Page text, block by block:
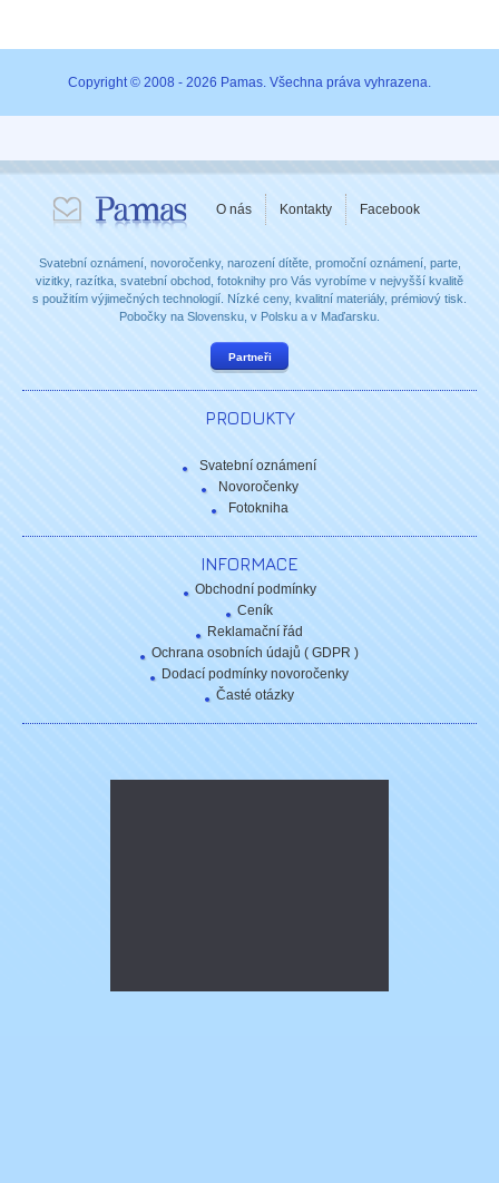
Copyright © 2008 - 2026 Pamas. Všechna práva vyhrazena.
O nás Kontakty Facebook
Svatební oznámení, novoročenky, narození dítěte, promoční oznámení, parte,
vizitky, razítka, svatební obchod, fotoknihy pro Vás vyrobíme v nejvyšší kvalitě
s použitím výjimečných technologií. Nízké ceny, kvalitní materiály, prémiový tisk.
Pobočky na Slovensku, v Polsku a v Maďarsku.
Partneři
PRODUKTY
Svatební oznámení
Novoročenky
Fotokniha
INFORMACE
Obchodní podmínky
Ceník
Reklamační řád
Ochrana osobních údajů ( GDPR )
Dodací podmínky novoročenky
Časté otázky